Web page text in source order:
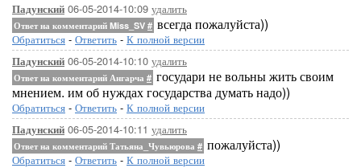
Падунский 06-05-2014-10:09 удалить
Ответ на комментарий Miss_SV # всегда пожалуйста))
Обратиться - Ответить - К полной версии
Падунский 06-05-2014-10:10 удалить
Ответ на комментарий Ангарча # государи не вольны жить своим
мнением. им об нуждах государства думать надо))
Обратиться - Ответить - К полной версии
Падунский 06-05-2014-10:11 удалить
Ответ на комментарий Татьяна_Чувьюрова # пожалуйста))
Обратиться - Ответить - К полной версии